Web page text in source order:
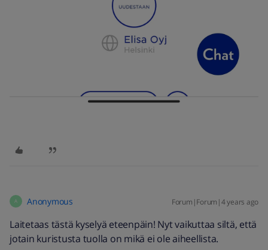
A Anonymous Forum|Forum|4 years ago
Laitetaas tästä kyselyä eteenpäin! Nyt vaikuttaa siltä, että
jotain kuristusta tuolla on mikä ei ole aiheellista.